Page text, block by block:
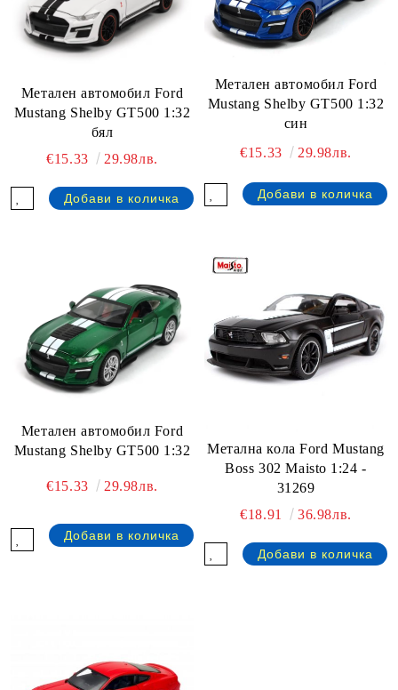
Метален автомобил Ford
Mustang Shelby GT500 1:32
бял
€15.33
29.98лв.
Метален автомобил Ford
Mustang Shelby GT500 1:32
син
€15.33
29.98лв.
Метален автомобил Ford
Mustang Shelby GT500 1:32
€15.33 29.98лв.
Метална кола Ford Mustang
Boss 302 Maisto 1:24 -
31269
€18.91
36.98лв.